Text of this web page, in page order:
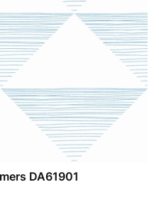
DA61901